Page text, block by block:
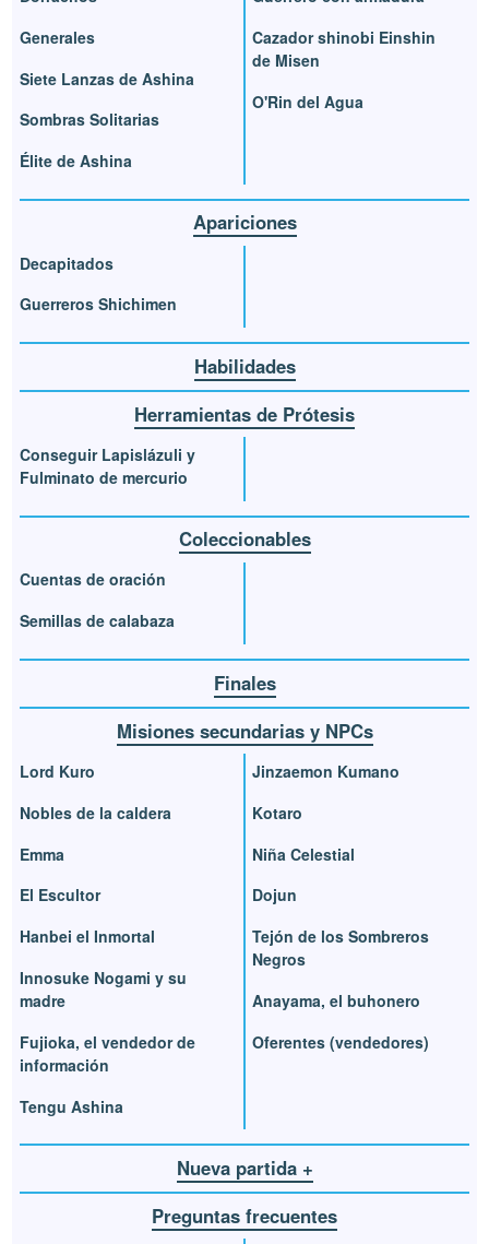
Generales
Siete Lanzas de Ashina
Sombras Solitarias
Élite de Ashina
Cazador shinobi Einshin
de Misen
O'Rin del Agua
Apariciones
Decapitados
Guerreros Shichimen
Habilidades
Herramientas de Prótesis
Conseguir Lapislázuli y
Fulminato de mercurio
Coleccionables
Cuentas de oración
Semillas de calabaza
Finales
Misiones secundarias y NPCs
Lord Kuro
Nobles de la caldera
Emma
El Escultor
Hanbei el Inmortal
Innosuke Nogami y su
madre
Fujioka, el vendedor de
información
Tengu Ashina
Jinzaemon Kumano
Kotaro
Niña Celestial
Dojun
Tejón de los Sombreros
Negros
Anayama, el buhonero
Oferentes (vendedores)
Nueva partida +
Preguntas frecuentes